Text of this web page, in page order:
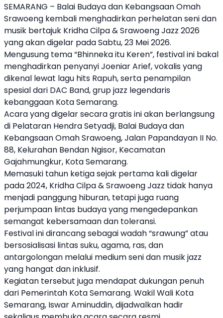
SEMARANG – Balai Budaya dan Kebangsaan Omah
Srawoeng kembali menghadirkan perhelatan seni dan
musik bertajuk Kridha Cilpa & Srawoeng Jazz 2026
yang akan digelar pada Sabtu, 23 Mei 2026.
Mengusung tema “Bhinneka itu Keren”, festival ini bakal
menghadirkan penyanyi Joeniar Arief, vokalis yang
dikenal lewat lagu hits Rapuh, serta penampilan
spesial dari DAC Band, grup jazz legendaris
kebanggaan Kota Semarang.
Acara yang digelar secara gratis ini akan berlangsung
di Pelataran Hendra Setyadji, Balai Budaya dan
Kebangsaan Omah Srawoeng, Jalan Papandayan II No.
88, Kelurahan Bendan Ngisor, Kecamatan
Gajahmungkur, Kota Semarang.
Memasuki tahun ketiga sejak pertama kali digelar
pada 2024, Kridha Cilpa & Srawoeng Jazz tidak hanya
menjadi panggung hiburan, tetapi juga ruang
perjumpaan lintas budaya yang mengedepankan
semangat kebersamaan dan toleransi.
Festival ini dirancang sebagai wadah “srawung” atau
bersosialisasi lintas suku, agama, ras, dan
antargolongan melalui medium seni dan musik jazz
yang hangat dan inklusif.
Kegiatan tersebut juga mendapat dukungan penuh
dari Pemerintah Kota Semarang. Wakil Wali Kota
Semarang, Iswar Aminuddin, dijadwalkan hadir